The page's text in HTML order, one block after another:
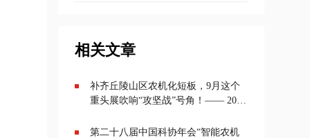
相关文章
补齐丘陵山区农机化短板，9月这个
重头展吹响“攻坚战”号角！—— 2026
—22日在成都举办
第二十八届中国科协年会“智能农机